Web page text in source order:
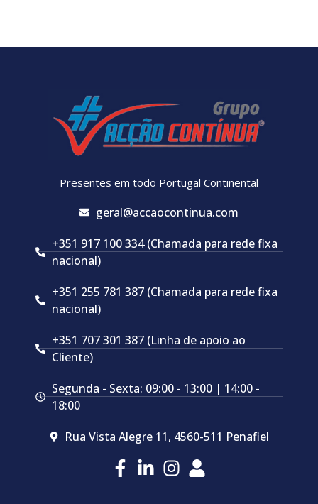
Presentes em todo Portugal Continental
geral@accaocontinua.com
+351 917 100 334 (Chamada para rede fixa
nacional)
+351 255 781 387 (Chamada para rede fixa
nacional)
+351 707 301 387 (Linha de apoio ao
Cliente)
Segunda - Sexta: 09:00 - 13:00 | 14:00 -
18:00
Rua Vista Alegre 11, 4560-511 Penafiel